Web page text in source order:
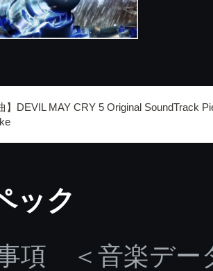
】DEVIL MAY CRY 5 Original SoundTrack
ック
項 ＜音楽デー